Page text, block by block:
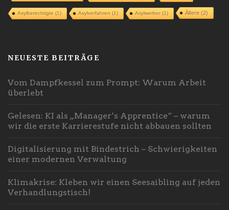
Asylberechtigte (1) Asylverfahren (1) Asylwerber(1) Ältere(2)
NEUESTE BEITRÄGE
Vom Dampfkessel zum Prompt: Warum Arbeit
überlebt
Gelesen: KI als „Manager’s Apprentice“ – warum
wir die erste Karrierestufe nicht abbauen sollten
Digitalisierung mit Bindestrich – Schwierigkeiten
einer modernen Verwaltung
Klimakrise: Kleben wir einen Seesaibling auf jeden
Verhandlungstisch!